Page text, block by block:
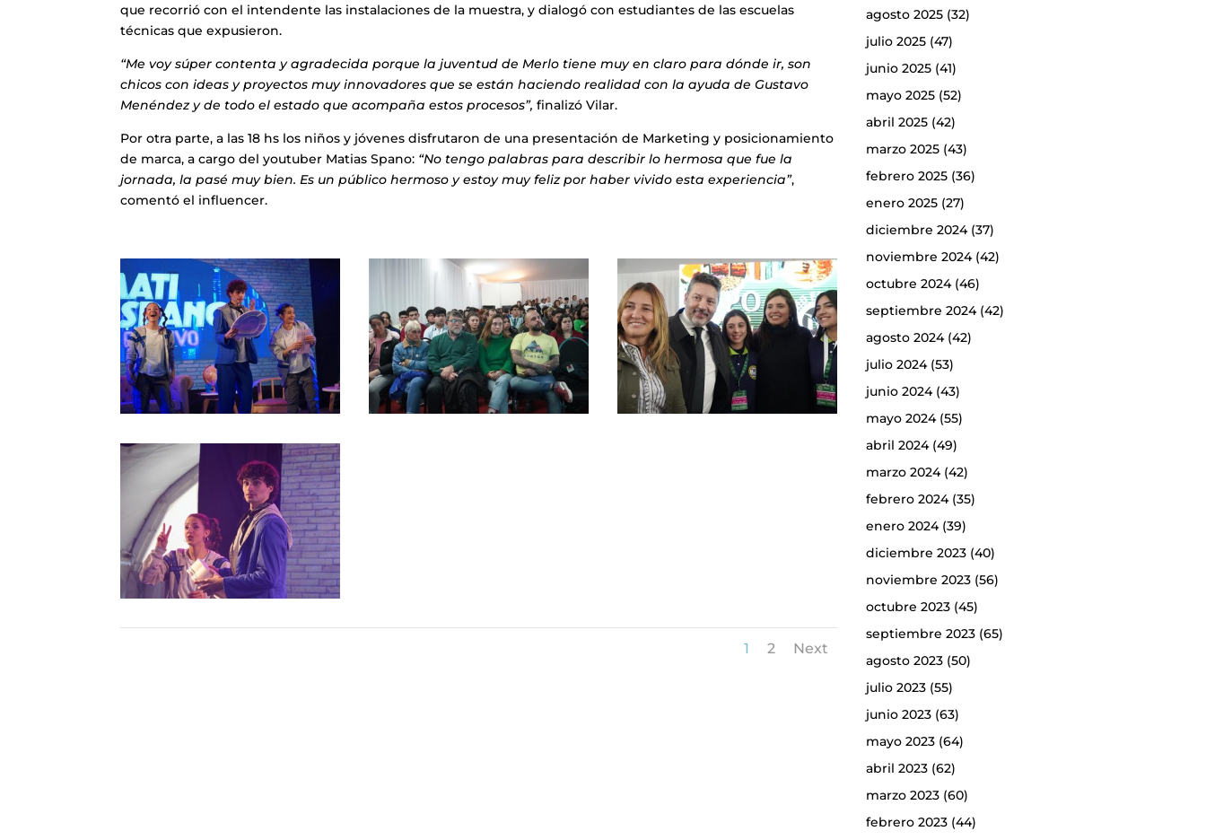
que recorrió con el intendente las instalaciones de la muestra, y dialogó con estudiantes de las escuelas
técnicas que expusieron.
“Me voy súper contenta y agradecida porque la juventud de Merlo tiene muy en claro para dónde ir, son
chicos con ideas y proyectos muy innovadores que se están haciendo realidad con la ayuda de Gustavo
Menéndez y de todo el estado que acompaña estos procesos”,finalizó Vilar.
Por otra parte, a las 18 hs los niños y jóvenes disfrutaron de una presentación de Marketing y posicionamiento
de marca, a cargo del youtuber Matias Spano: “No tengo palabras para describir lo hermosa que fue la
jornada, la pasé muy bien. Es un público hermoso y estoy muy feliz por haber vivido esta experiencia”,
comentó el influencer.
1 2 Next
agosto 2025(32)
julio 2025(47)
junio 2025(41)
mayo 2025(52)
abril 2025(42)
marzo 2025(43)
febrero 2025(36)
enero 2025(27)
diciembre 2024(37)
noviembre 2024(42)
octubre 2024(46)
septiembre 2024(42)
agosto 2024(42)
julio 2024(53)
junio 2024(43)
mayo 2024(55)
abril 2024(49)
marzo 2024(42)
febrero 2024(35)
enero 2024(39)
diciembre 2023(40)
noviembre 2023(56)
octubre 2023(45)
septiembre 2023(65)
agosto 2023(50)
julio 2023(55)
junio 2023(63)
mayo 2023(64)
abril 2023(62)
marzo 2023(60)
febrero 2023(44)